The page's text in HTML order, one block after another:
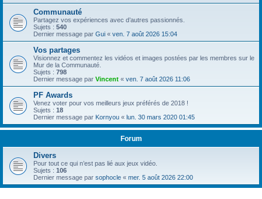
Communauté
Partagez vos expériences avec d’autres passionnés.
Sujets : 540
Dernier message par Gui « ven. 7 août 2026 15:04
Vos partages
Visionnez et commentez les vidéos et images postées par les membres sur le
Mur de la Communauté.
Sujets : 798
Dernier message par Vincent « ven. 7 août 2026 11:06
PF Awards
Venez voter pour vos meilleurs jeux préférés de 2018 !
Sujets : 18
Dernier message par Kornyou « lun. 30 mars 2020 01:45
Forum
Divers
Pour tout ce qui n’est pas lié aux jeux vidéo.
Sujets : 106
Dernier message par sophocle « mer. 5 août 2026 22:00